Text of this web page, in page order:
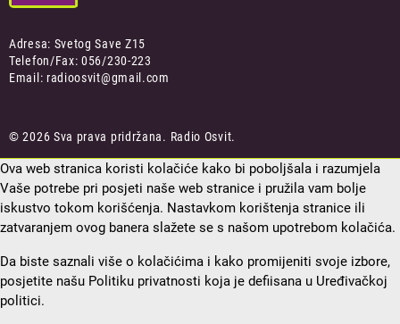
Adresa: Svetog Save Z15
Telefon/Fax: 056/230-223
Email: radioosvit@gmail.com
© 2026 Sva prava pridržana. Radio Osvit.
Ova web stranica koristi kolačiće kako bi poboljšala i razumjela
Vaše potrebe pri posjeti naše web stranice i pružila vam bolje
iskustvo tokom korišćenja. Nastavkom korištenja stranice ili
zatvaranjem ovog banera slažete se s našom upotrebom kolačića.
Da biste saznali više o kolačićima i kako promijeniti svoje izbore,
posjetite našu Politiku privatnosti koja je defiisana u Uređivačkoj
politici.